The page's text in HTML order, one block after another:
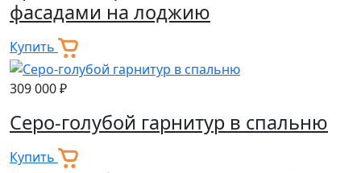
фасадами на лоджию
Купить
309 000 ₽
Серо-голубой гарнитур в спальню
Купить